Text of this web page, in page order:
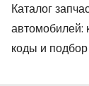
Каталог
автомобилей:
коды и